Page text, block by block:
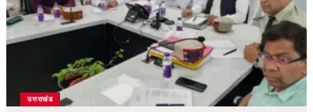
उत्तराखंड